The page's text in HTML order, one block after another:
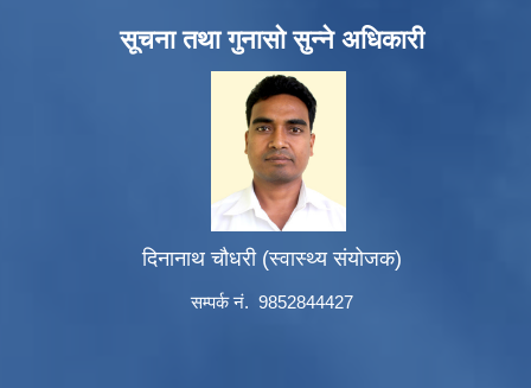
सूचना तथा गुनासो सुन्ने अधिकारी
दिनानाथ चौधरी (स्वास्थ्य संयोजक)
सम्पर्क नं. 9852844427